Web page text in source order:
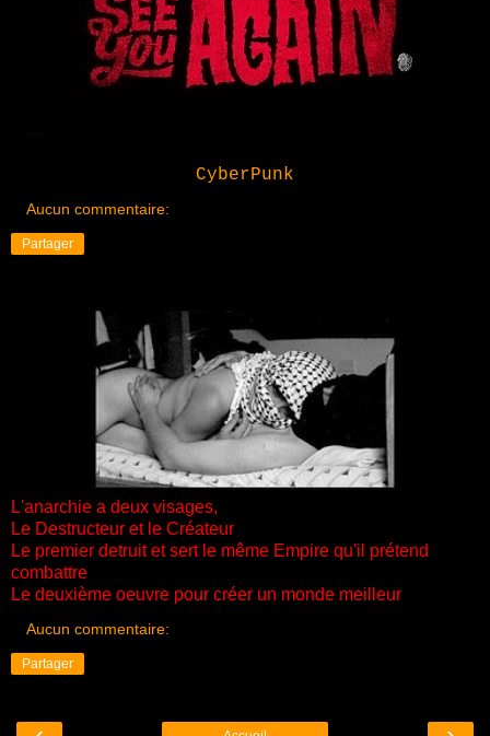
CyberPunk
Aucun commentaire:
Partager
L'anarchie a deux visages,
Le Destructeur et le Créateur
Le premier detruit et sert le même Empire qu'il prétend
combattre
Le deuxième oeuvre pour créer un monde meilleur
Aucun commentaire:
Partager